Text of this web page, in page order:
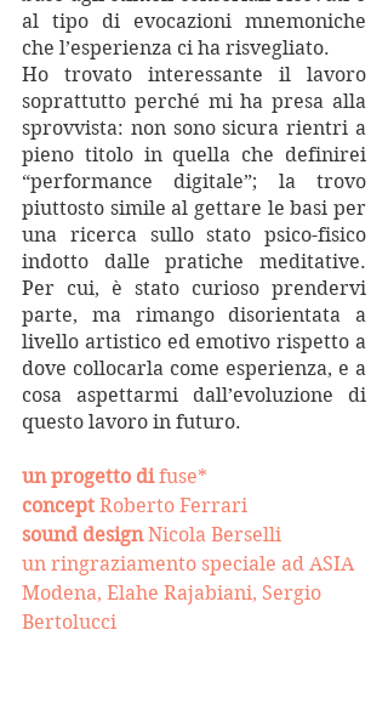
al tipo di evocazioni mnemoniche
che l’esperienza ci ha risvegliato.
Ho trovato interessante il lavoro
soprattutto perché mi ha presa alla
sprovvista: non sono sicura rientri a
pieno titolo in quella che definirei
“performance digitale”; la trovo
piuttosto simile al gettare le basi per
una ricerca sullo stato psico-fisico
indotto dalle pratiche meditative.
Per cui, è stato curioso prendervi
parte, ma rimango disorientata a
livello artistico ed emotivo rispetto a
dove collocarla come esperienza, e a
cosa aspettarmi dall’evoluzione di
questo lavoro in futuro.
un progetto di fuse*
concept Roberto Ferrari
sound design Nicola Berselli
un ringraziamento speciale ad ASIA
Modena, Elahe Rajabiani, Sergio
Bertolucci